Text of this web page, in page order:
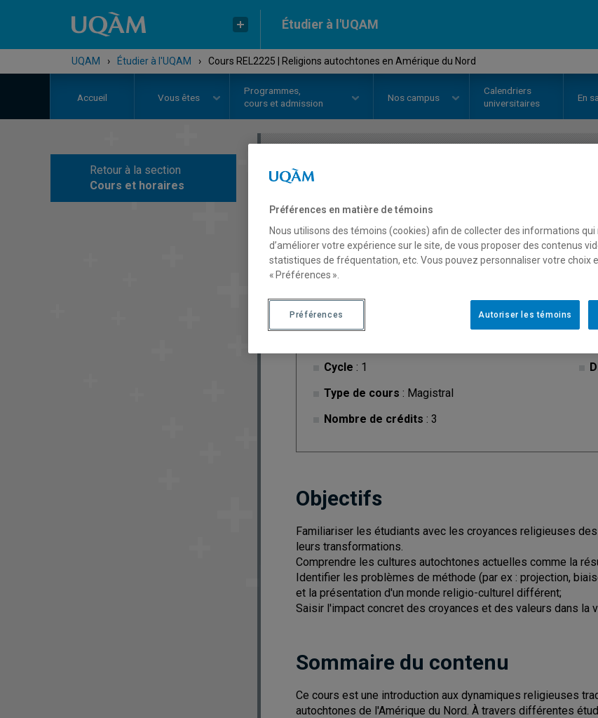
Étudier à l'UQAM
UQAM › Étudier à l'UQAM › Cours REL2225 | Religions autochtones en Amérique du Nord
Accueil Vous êtes
Programmes,
cours et admission
Nos campus
Calendriers
universitaires
En
Retour à la section
Cours et horaires
COURS
Religions
du Nord
Cycle : 1
Type de cours : Magistral
Nombre de crédits : 3
Objectifs
Familiariser les étudiants avec les croyances religieuses
leurs transformations.
Comprendre les cultures autochtones actuelles comme la
Identifier les problèmes de méthode (par ex : projection,
et la présentation d'un monde religio-culturel différent;
Saisir l'impact concret des croyances et des valeurs dans la
Sommaire du contenu
Ce cours est une introduction aux dynamiques religieuses
autochtones de l'Amérique du Nord. À travers différentes
Préférences en matière de témoins
Nous utilisons des témoins (cookies) afin de collecter des informations
d’améliorer votre expérience sur le site, de vous proposer des contenus
statistiques de fréquentation, etc. Vous pouvez personnaliser votre choix
« Préférences ».
Autoriser les témoins
Préférences